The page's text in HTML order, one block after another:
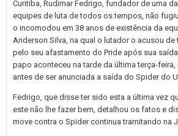
Curitiba, Rudimar Fedrigo, fundador de uma
equipes de luta de todos os tempos, não
o incomodou em 38 anos de existência da
Anderson Silva, na qual o lutador o acusou de
pelo seu afastamento do Pride após sua
papo aconteceu na tarde da última terça-
antes de ser anunciada a saída do Spider do
Fedrigo, que disse ter sido esta a última vez
este não lhe fazer bem, detalhou os fatos e
move contra o Spider continua tramitando na